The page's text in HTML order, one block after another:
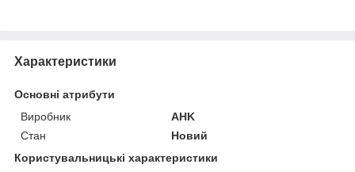
Характеристики
Основні атрибути
Виробник
AHK
Стан
Новий
Користувальницькі характеристики